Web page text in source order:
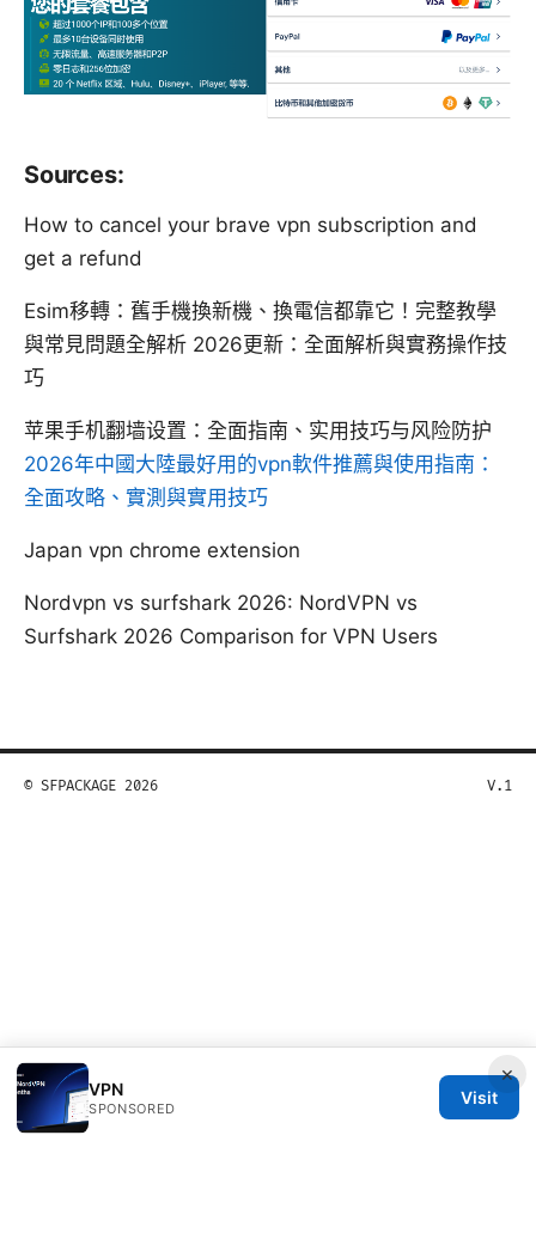
Sources:
How to cancel your brave vpn subscription and
get a refund
Esim移轉：舊手機換新機、換電信都靠它！完整教學
與常見問題全解析 2026更新：全面解析與實務操作技
巧
苹果手机翻墙设置：全面指南、实用技巧与风险防护
2026年中國大陸最好用的vpn軟件推薦與使用指南：
全面攻略、實測與實用技巧
Japan vpn chrome extension
Nordvpn vs surfshark 2026: NordVPN vs
Surfshark 2026 Comparison for VPN Users
×
VPN
SPONSORED
Visit
© SFPACKAGE 2026 V.1